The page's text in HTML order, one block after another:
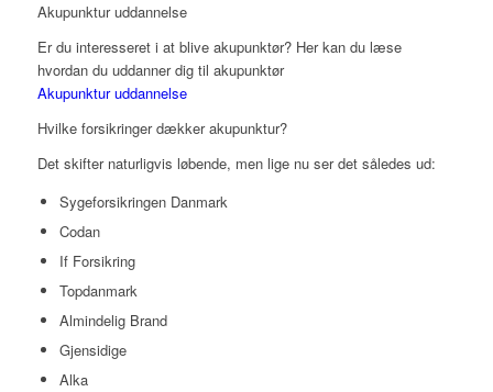
Akupunktur uddannelse
Er du interesseret i at blive akupunktør? Her kan du læse
hvordan du uddanner dig til akupunktør
Akupunktur uddannelse
Hvilke forsikringer dækker akupunktur?
Det skifter naturligvis løbende, men lige nu ser det således ud:
Sygeforsikringen Danmark
Codan
If Forsikring
Topdanmark
Almindelig Brand
Gjensidige
Alka